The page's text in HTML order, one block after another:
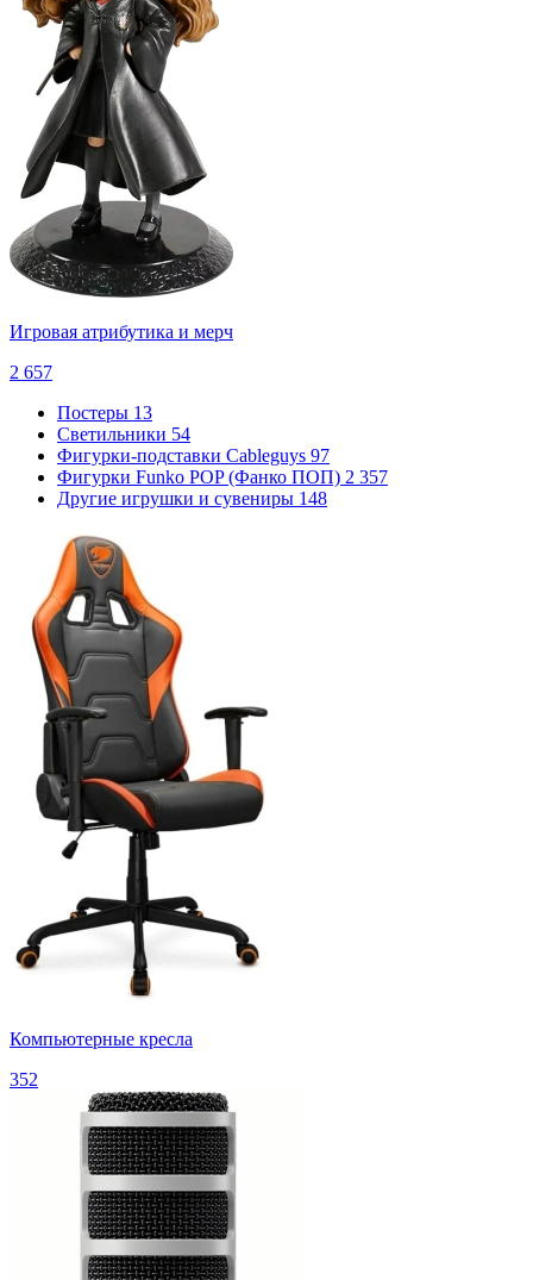
Игровая атрибутика и мерч
2 657
Постеры 13
Светильники 54
Фигурки-подставки Cableguys 97
Фигурки Funko POP (Фанко ПОП) 2 357
Другие игрушки и сувениры 148
Компьютерные кресла
352